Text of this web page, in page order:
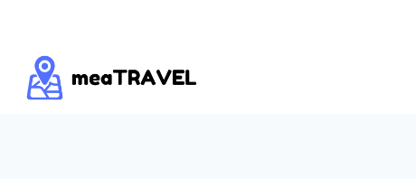
treści